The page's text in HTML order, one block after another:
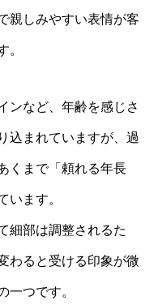
親しみやすい表情が客
。
ンなど、年齢を感じさ
込まれていますが、過
くまで「頼れる年長
います。
細部は調整されるた
わると受ける印象が微
一つです。